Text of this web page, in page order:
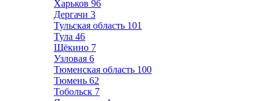
Харьков 96
Дергачи 3
Тульская область 101
Тула 46
Щёкино 7
Узловая 6
Тюменская область 100
Тюмень 62
Тобольск 7